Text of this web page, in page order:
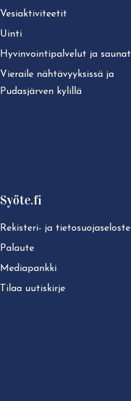
Ve­siak­ti­vi­tee­tit
Uinti
Hy­vin­voin­ti­pal­ve­lut ja saunat
Vieraile näh­tä­vyyk­sis­sä ja
Pudasjärven kylillä
Syöte.fi
Rekisteri- ja tie­to­suo­ja­se­los­te
Palaute
Mediapankki
Tilaa uutiskirje